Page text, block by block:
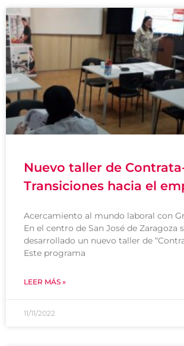
Nuevo taller de
Transiciones hacia el
Acercamiento al mundo laboral con
En el centro de San José de Zaragoza
desarrollado un nuevo taller de
Este programa
LEER MÁS »
11/11/2022